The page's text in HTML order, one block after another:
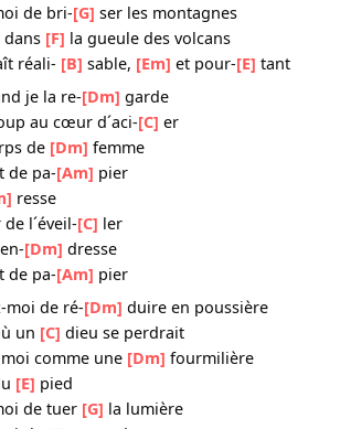
mình mãi bên[Am]nhau
moi de com-[Dm]
les[C]dragons du néant
des tours, des
mou-[E]vants
de bri-
dans [F] la gueule des volcans
réali-[B]sable,
je la re-[Dm]garde
loup au cœur d´aci-[C]
de[Dm]femme
de pa-
resse